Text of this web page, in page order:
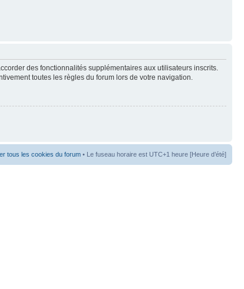
des fonctionnalités supplémentaires aux utilisateurs inscrits.
toutes les règles du forum lors de votre navigation.
tous les cookies du forum • Le fuseau horaire est UTC+1 heure [Heure d’été]